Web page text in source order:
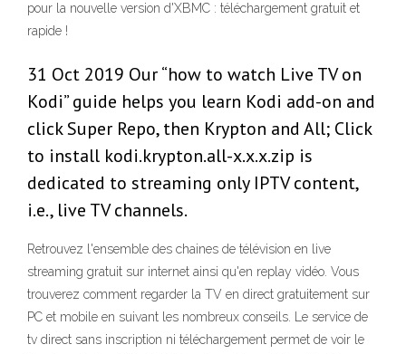
pour la nouvelle version d'XBMC : téléchargement gratuit et
rapide !
31 Oct 2019 Our “how to watch Live TV on
Kodi” guide helps you learn Kodi add-on and
click Super Repo, then Krypton and All; Click
to install kodi.krypton.all-x.x.x.zip is
dedicated to streaming only IPTV content,
i.e., live TV channels.
Retrouvez l'ensemble des chaines de télévision en live
streaming gratuit sur internet ainsi qu'en replay vidéo. Vous
trouverez comment regarder la TV en direct gratuitement sur
PC et mobile en suivant les nombreux conseils. Le service de
tv direct sans inscription ni téléchargement permet de voir le